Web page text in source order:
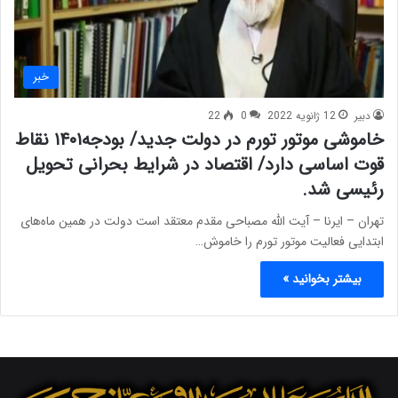
خبر
دبیر 12 ژانویه 2022 0
22
خاموشی موتور تورم در دولت جدید/ بودجه۱۴۰۱ نقاط
قوت اساسی دارد/ اقتصاد در شرایط بحرانی تحویل
رئیسی شد.
تهران – ایرنا – آیت الله مصباحی مقدم معتقد است دولت در همین ماه‌های
ابتدایی فعالیت موتور تورم را خاموش…
بیشتر بخوانید »